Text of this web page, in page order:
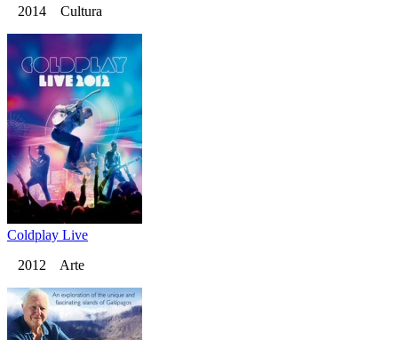
2014 Cultura
Coldplay Live
2012 Arte